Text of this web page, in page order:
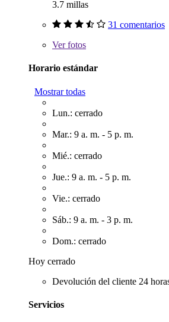
3.7 millas
31 comentarios
Verfotos
Horario estándar
Mostrar todas
Lun.: cerrado
Mar.: 9 a. m. - 5 p. m.
Mié.: cerrado
Jue.: 9 a. m. - 5 p. m.
Vie.: cerrado
Sáb.: 9 a. m. - 3 p. m.
Dom.: cerrado
Hoy cerrado
Devolución del cliente 24
Servicios